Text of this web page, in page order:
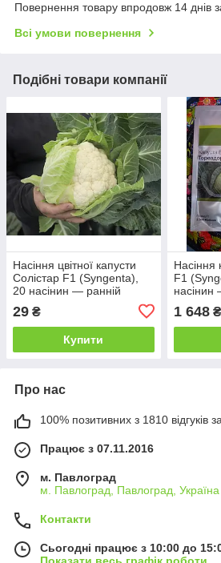
Повернення товару впродовж 14 днів
Всі умови повернення
Подібні товари компанії
Насіння цвітної капусти
Солістар F1 (Syngenta),
20 насінин — ранній
29 ₴
Купити
Насіння
F1
насінин
(80-85
1 648₴
Про нас
100% позитивних з 1810 відгуків
Працює з 07.11.2016
м. Павлоград
м. Павлоград, Павлоград, Україна
Контакти
Сьогодні працює з 10:00 до